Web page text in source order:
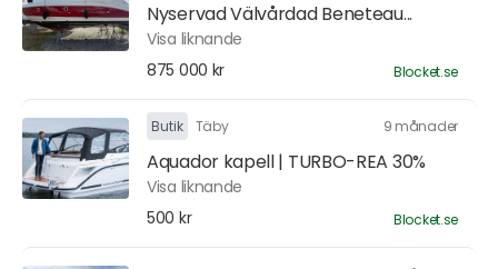
Nyservad Välvårdad Beneteau...
Visa liknande
875 000 kr
Blocket.se
Butik Täby 9 månader
Aquador kapell | TURBO-REA 30%
Visa liknande
500 kr
Blocket.se